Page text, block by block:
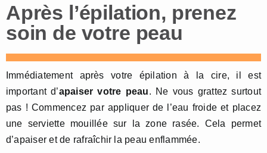
Après l’épilation, prenez
soin de votre peau
Immédiatement après votre épilation à la cire, il est
important d’apaiser votre peau. Ne vous grattez surtout
pas ! Commencez par appliquer de l’eau froide et placez
une serviette mouillée sur la zone rasée. Cela permet
d’apaiser et de rafraîchir la peau enflammée.